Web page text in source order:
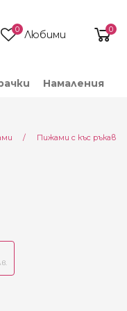
Любими
0 0
Намаления
Пижами с къс ръкав